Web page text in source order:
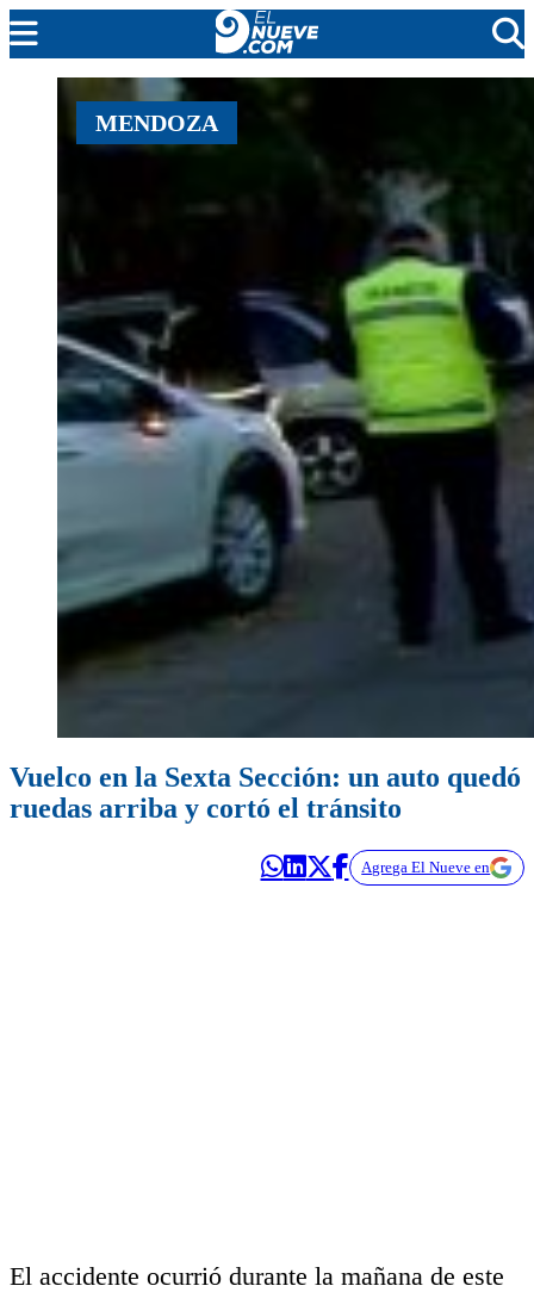
EL NUEVE
SOCIEDAD
EN VIVO
MENDOZA
Vuelco en la Sexta Sección: un auto quedó
ruedas arriba y cortó el tránsito
Agrega El Nueve en
El accidente ocurrió durante la mañana de este